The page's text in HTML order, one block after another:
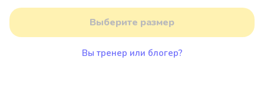
Альпинизм и скалолазание
Выберите размер
Вы тренер или блогер?